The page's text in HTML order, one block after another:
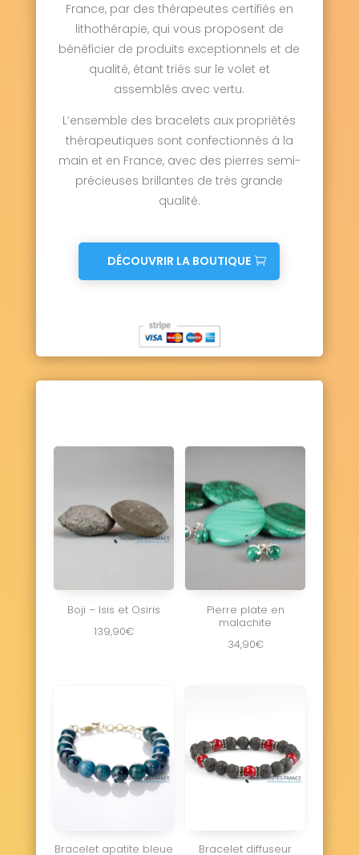
France, par des thérapeutes certifiés en
lithothérapie, qui vous proposent de
bénéficier de produits exceptionnels et de
qualité, étant triés sur le volet et
assemblés avec vertu.
L’ensemble des bracelets aux propriétés
thérapeutiques sont confectionnés à la
main et en France, avec des pierres semi-
précieuses brillantes de très grande
qualité.
DÉCOUVRIR LA BOUTIQUE
Boji – Isis et Osiris
139,90€
Pierre plate en
malachite
34,90€
Bracelet apatite bleue
Bracelet diffuseur